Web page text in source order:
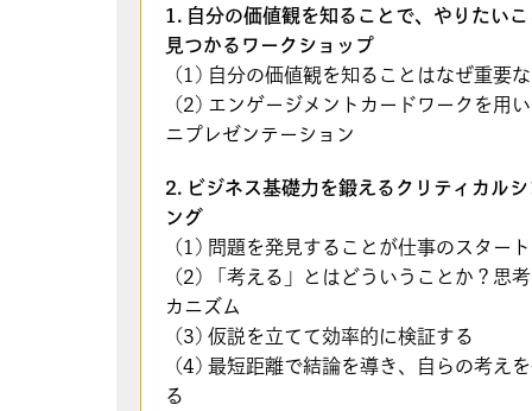
1. 自分の価値観を知ることで、やりたい
見つかるワークショップ
(1) 自分の価値観を知ることはなぜ重要
(2) エンゲージメントカードワークを用
ニプレゼンテーション
2. ビジネス基礎力を鍛えるクリティカル
ング
(1) 問題を発見することが仕事のスタート
(2) 「考える」とはどういうことか？思
カニズム
(3) 仮説を立てて効率的に検証する
(4) 最短距離で結論を導き、自らの考え
る